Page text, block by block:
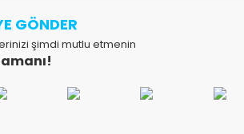
GÖNDER
şimdi mutlu etmenin